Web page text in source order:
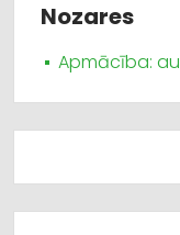
Nozares
Apmācība: